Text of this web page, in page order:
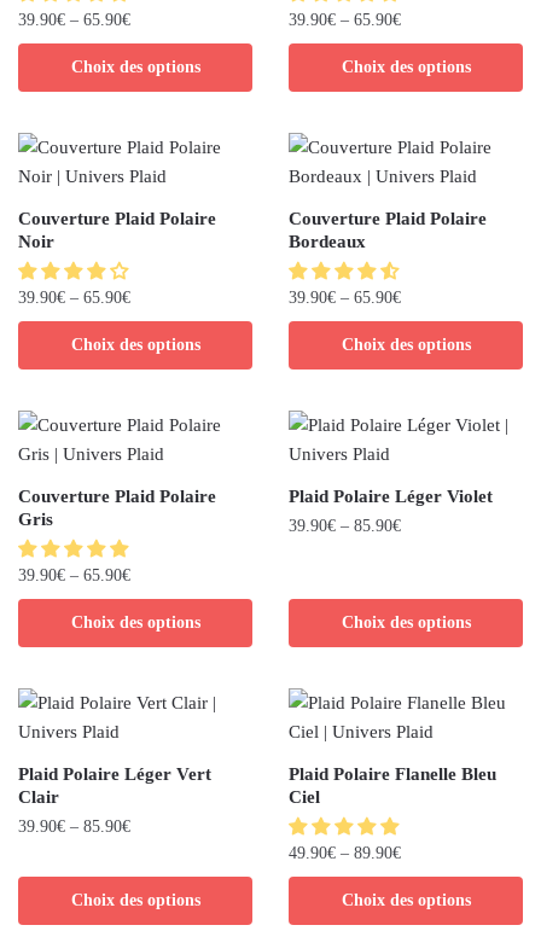
39.90€ – 65.90€
Choix des options
39.90€ – 65.90€
Choix des options
Couverture Plaid Polaire
Noir
39.90€ – 65.90€
Choix des options
Couverture Plaid Polaire
Bordeaux
39.90€ – 65.90€
Choix des options
Couverture Plaid Polaire
Gris
39.90€ – 65.90€
Choix des options
Plaid Polaire Léger Violet
39.90€ – 85.90€
Choix des options
Plaid Polaire Léger Vert
Clair
39.90€ – 85.90€
Choix des options
Plaid Polaire Flanelle Bleu
Ciel
49.90€ – 89.90€
Choix des options